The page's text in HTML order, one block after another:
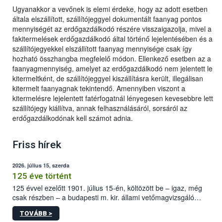
Ugyanakkor a vevőnek is elemi érdeke, hogy az adott esetben
általa elszállított, szállítójeggyel dokumentált faanyag pontos
mennyiségét az erdőgazdálkodó részére visszaigazolja, mivel a
fakitermelések erdőgazdálkodó által történő lejelentésében és a
szállítójegyekkel elszállított faanyag mennyisége csak így
hozható összhangba megfelelő módon. Ellenkező esetben az a
faanyagmennyiség, amelyet az erdőgazdálkodó nem jelentett le
kitermeltként, de szállítójeggyel kiszállításra került, illegálisan
kitermelt faanyagnak tekintendő. Amennyiben viszont a
kitermelésre lejelentett fatérfogatnál lényegesen kevesebbre lett
szállítójegy kiállítva, annak felhasználásáról, sorsáról az
erdőgazdálkodónak kell számot adnia.
Friss hírek
2026. július 15, szerda
125 éve történt
125 évvel ezelőtt 1901. július 15-én, költözött be – igaz, még
csak részben – a budapesti m. kir. állami vetőmagvizsgáló
állomás a Kis Rókus utca 15. szám alatti, Czigler Győző által
tervezett új épületébe.
TOVÁBB >